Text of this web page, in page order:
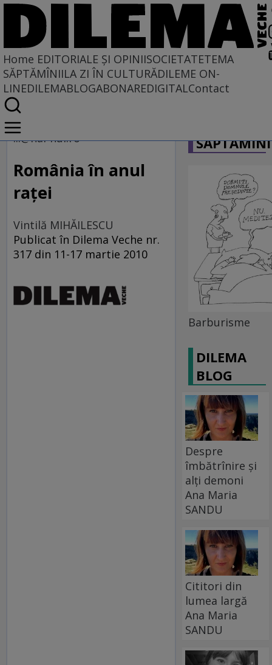
Home EDITORIALE ȘI OPINIISOCIETATETEMA
SĂPTĂMÎNIILA ZI ÎN CULTURĂDILEME ON-
LINEDILEMABLOGABONAREDIGITALContact
Home
EDITORIALE ȘI OPINII
TÎLC SHOW
...@hai-hui.ro
România în anul
raţei
Vintilă MIHĂILESCU
Publicat în Dilema Veche nr.
317 din 11-17 martie 2010
Barburisme
DILEMA
BLOG
Despre
îmbătrînire și
alți demoni
Ana Maria
SANDU
Cititori din
lumea largă
Ana Maria
SANDU